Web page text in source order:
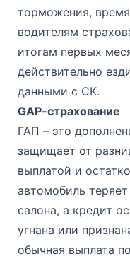
торможения,
водителям
итогам первых
действительно
данными с СК.
GAP-страхование
ГАП – это
защищает от
выплатой и
автомобиль
салона, а кредит
угнана или
обычная выплата